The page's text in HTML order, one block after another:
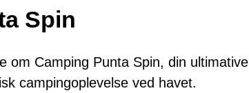
Spin
om Camping Punta Spin, din ultimative
campingoplevelse ved havet.